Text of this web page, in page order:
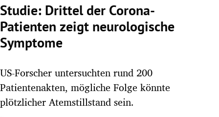
Untermenü
Studie: Drittel der Corona-
Patienten zeigt neurologische
Symptome
US-Forscher untersuchten rund 200
Patientenakten, mögliche Folge könnte
plötzlicher Atemstillstand sein.